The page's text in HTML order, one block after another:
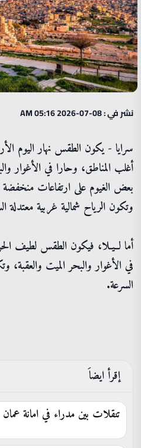
نشر في : 08-07-2026 05:16 AM
سرايا - يكون الطقس نهار اليوم
أغلب المناطق، وحارا في الأغوار
بعض الغيوم على ارتفاعات
وتكون الرياح شمالية غربية
أما لــيـلا، فيكون الطقس لطيف
في الأغوار والبحر الميت والعقبة،
السرعة.
إقرأ ايضاَ
تنقلات بين مدراء في امانة